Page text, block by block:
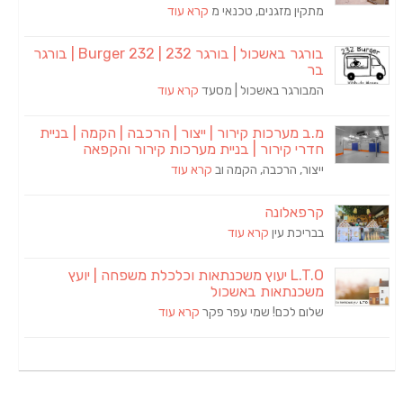
מתקין מזגנים, טכנאי מ קרא עוד
בורגר באשכול | בורגר 232 | Burger 232 | בורגר
בר
המבורגר באשכול | מסעד קרא עוד
מ.ב מערכות קירור | ייצור | הרכבה | הקמה | בניית
חדרי קירור | בניית מערכות קירור והקפאה
ייצור, הרכבה, הקמה וב קרא עוד
קרפאלונה
בבריכת עין קרא עוד
L.T.O יעוץ משכנתאות וכלכלת משפחה | יועץ
משכנתאות באשכול
שלום לכם! שמי עפר פקר קרא עוד